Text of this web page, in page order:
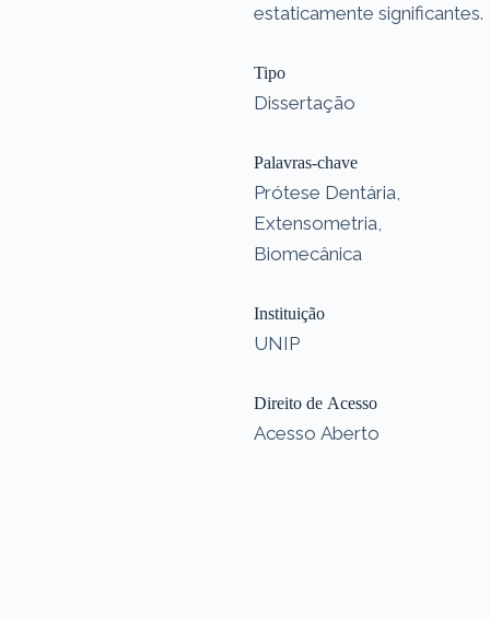
estaticamente significantes.
Tipo
Dissertação
Palavras-chave
Prótese Dentária,
Extensometria,
Biomecânica
Instituição
UNIP
Direito de Acesso
Acesso Aberto